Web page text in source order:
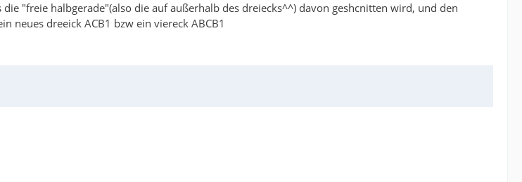
"freie halbgerade"(also die auf außerhalb des dreiecks^^) davon geshcnitten wird, und den
neues dreeick ACB1 bzw ein viereck ABCB1